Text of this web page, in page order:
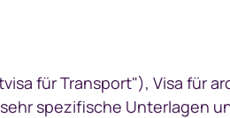
für Transport"), Visa für
spezifische Unterlagen